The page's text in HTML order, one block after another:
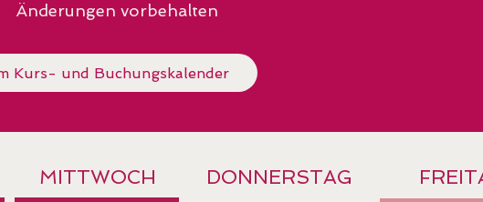
vorbehalten
Kurs- und Buchungskalender
MITTWOCH DONNERSTAG